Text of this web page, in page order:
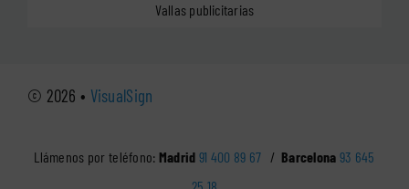
Vallas publicitarias
© 2026 • VisualSign
Llámenos por teléfono: Madrid 91 400 89 67 / Barcelona 93 645